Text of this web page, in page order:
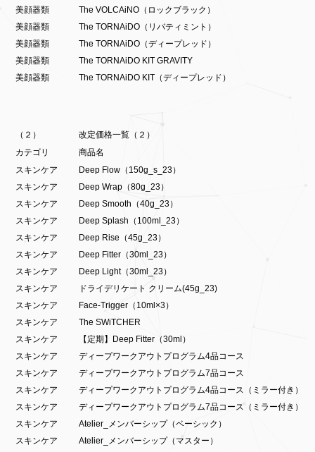
美顔器類
The VOLCAiNO（ロックブラック）
美顔器類
The TORNAiDO（リバティミント）
美顔器類
The TORNAiDO（ディープレッド）
美顔器類
The TORNAiDO KIT GRAVITY
美顔器類
The TORNAiDO KIT（ディープレッド）
（２）
改定価格一覧（２）
カテゴリ
商品名
スキンケア
Deep Flow（150g_s_23）
スキンケア
Deep Wrap（80g_23）
スキンケア
Deep Smooth（40g_23）
スキンケア
Deep Splash（100ml_23）
スキンケア
Deep Rise（45g_23）
スキンケア
Deep Fitter（30ml_23）
スキンケア
Deep Light（30ml_23）
スキンケア
ドライデリケート クリーム(45g_23)
スキンケア
Face-Trigger（10ml×3）
スキンケア
The SWiTCHER
スキンケア
【定期】Deep Fitter（30ml）
スキンケア
ディープワークアウトプログラム4品コース
スキンケア
ディープワークアウトプログラム7品コース
スキンケア
ディープワークアウトプログラム4品コース（ミラー付き）
スキンケア
ディープワークアウトプログラム7品コース（ミラー付き）
スキンケア
Atelier_メンバーシップ（ベーシック）
スキンケア
Atelier_メンバーシップ（マスター）